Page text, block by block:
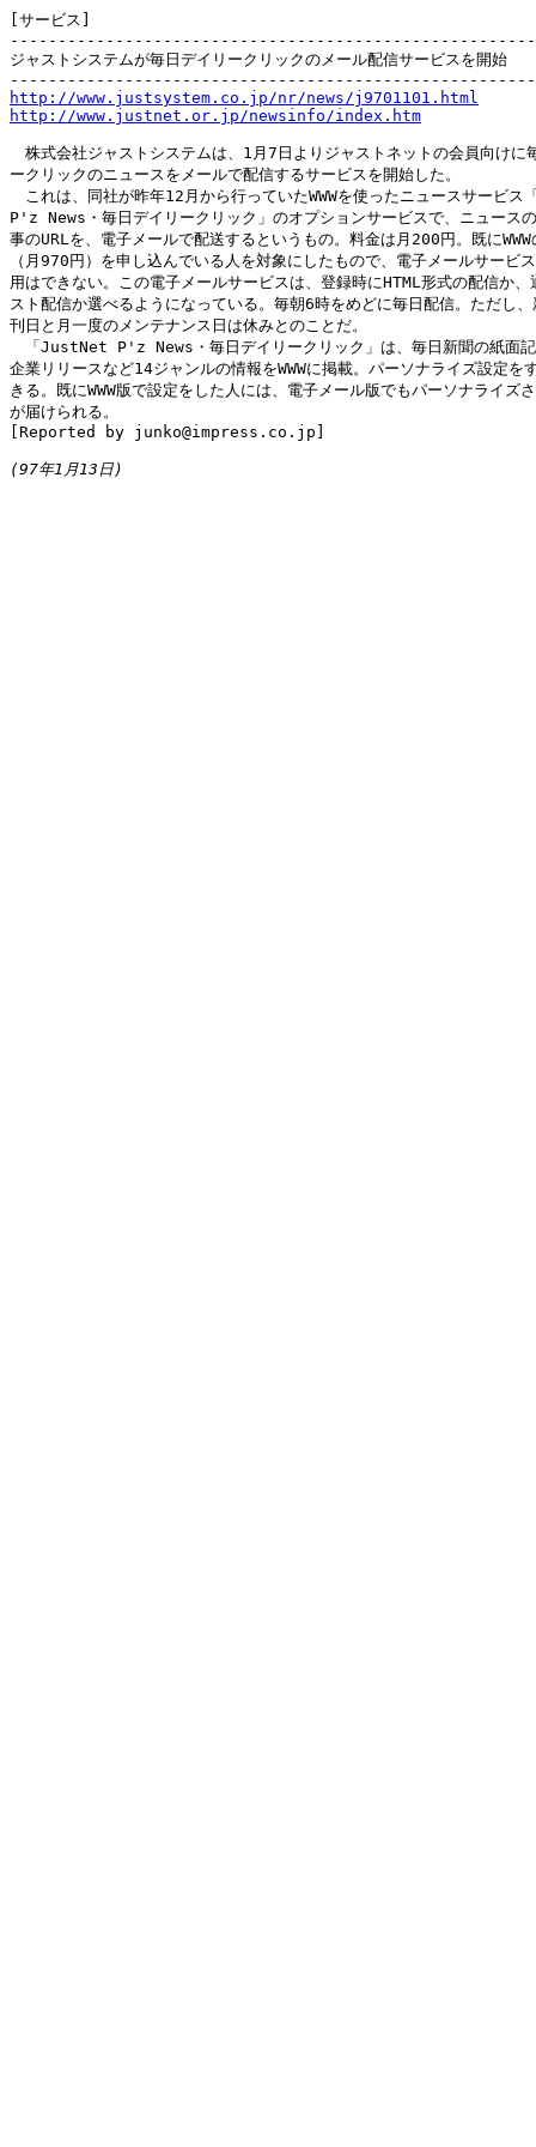
[サービス]
ジャストシステムが毎日デイリークリックのメール配信サービスを開始
http://www.justsystem.co.jp/nr/news/j9701101.html
http://www.justnet.or.jp/newsinfo/index.htm
株式会社ジャストシステムは、1月7日よりジャストネットの会員向けに
ークリックのニュースをメールで配信するサービスを開始した。
これは、同社が昨年12月から行っていたWWWを使ったニュースサービ
P'z News・毎日デイリークリック」のオプションサービスで、ニュース
事のURLを、電子メールで配送するというもの。料金は月200円。既に
（月970円）を申し込んでいる人を対象にしたもので、電子メールサービ
用はできない。この電子メールサービスは、登録時にHTML形式の配信か、
スト配信か選べるようになっている。毎朝6時をめどに毎日配信。ただし
刊日と月一度のメンテナンス日は休みとのことだ。
「JustNet P'z News・毎日デイリークリック」は、毎日新聞の紙面記
企業リリースなど14ジャンルの情報をWWWに掲載。パーソナライズ設定を
きる。既にWWW版で設定をした人には、電子メール版でもパーソナライズ
が届けられる。
[Reported by junko@impress.co.jp]
(97年1月13日)